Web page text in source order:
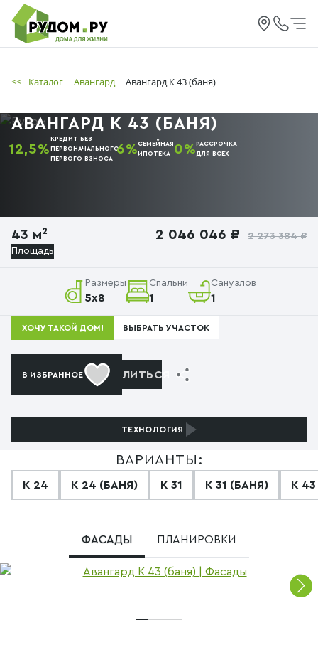
<< Каталог Авангард Авангард К 43 (баня)
АВАНГАРД К 43 (БАНЯ)
12,5%
КРЕДИТ БЕЗ
ПЕРВОНАЧАЛЬНОГО
ПЕРВОГО ВЗНОСА
6%СЕМЕЙНАЯ
ИПОТЕКА
0%РАССРОЧКА
ДЛЯ ВСЕХ
43 м²
Площадь
2 046 046 ₽ 2 273 384 ₽
Размеры
5х8
Спальни
1
Санузлов
1
ХОЧУ ТАКОЙ ДОМ! ВЫБРАТЬ УЧАСТОК
В ИЗБРАННОЕ ПОДЕЛИТЬСЯ
ТЕХНОЛОГИЯ
ВАРИАНТЫ:
К 24 К 24 (БАНЯ) К 31 К 31 (БАНЯ) К 43
ФАСАДЫ ПЛАНИРОВКИ